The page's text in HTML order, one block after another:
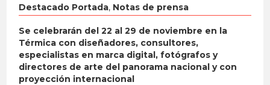
Destacado Portada, Notas de prensa
Se celebrarán del 22 al 29 de noviembre en la
Térmica con diseñadores, consultores,
especialistas en marca digital, fotógrafos y
directores de arte del panorama nacional y con
proyección internacional